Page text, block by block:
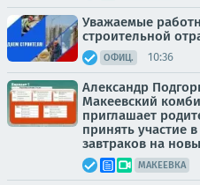
Уважаемые
строительной
ОФИЦ. 10:36
Александр
Макеевский
приглашает
принять участие
завтраков на
МАКЕЕВКА